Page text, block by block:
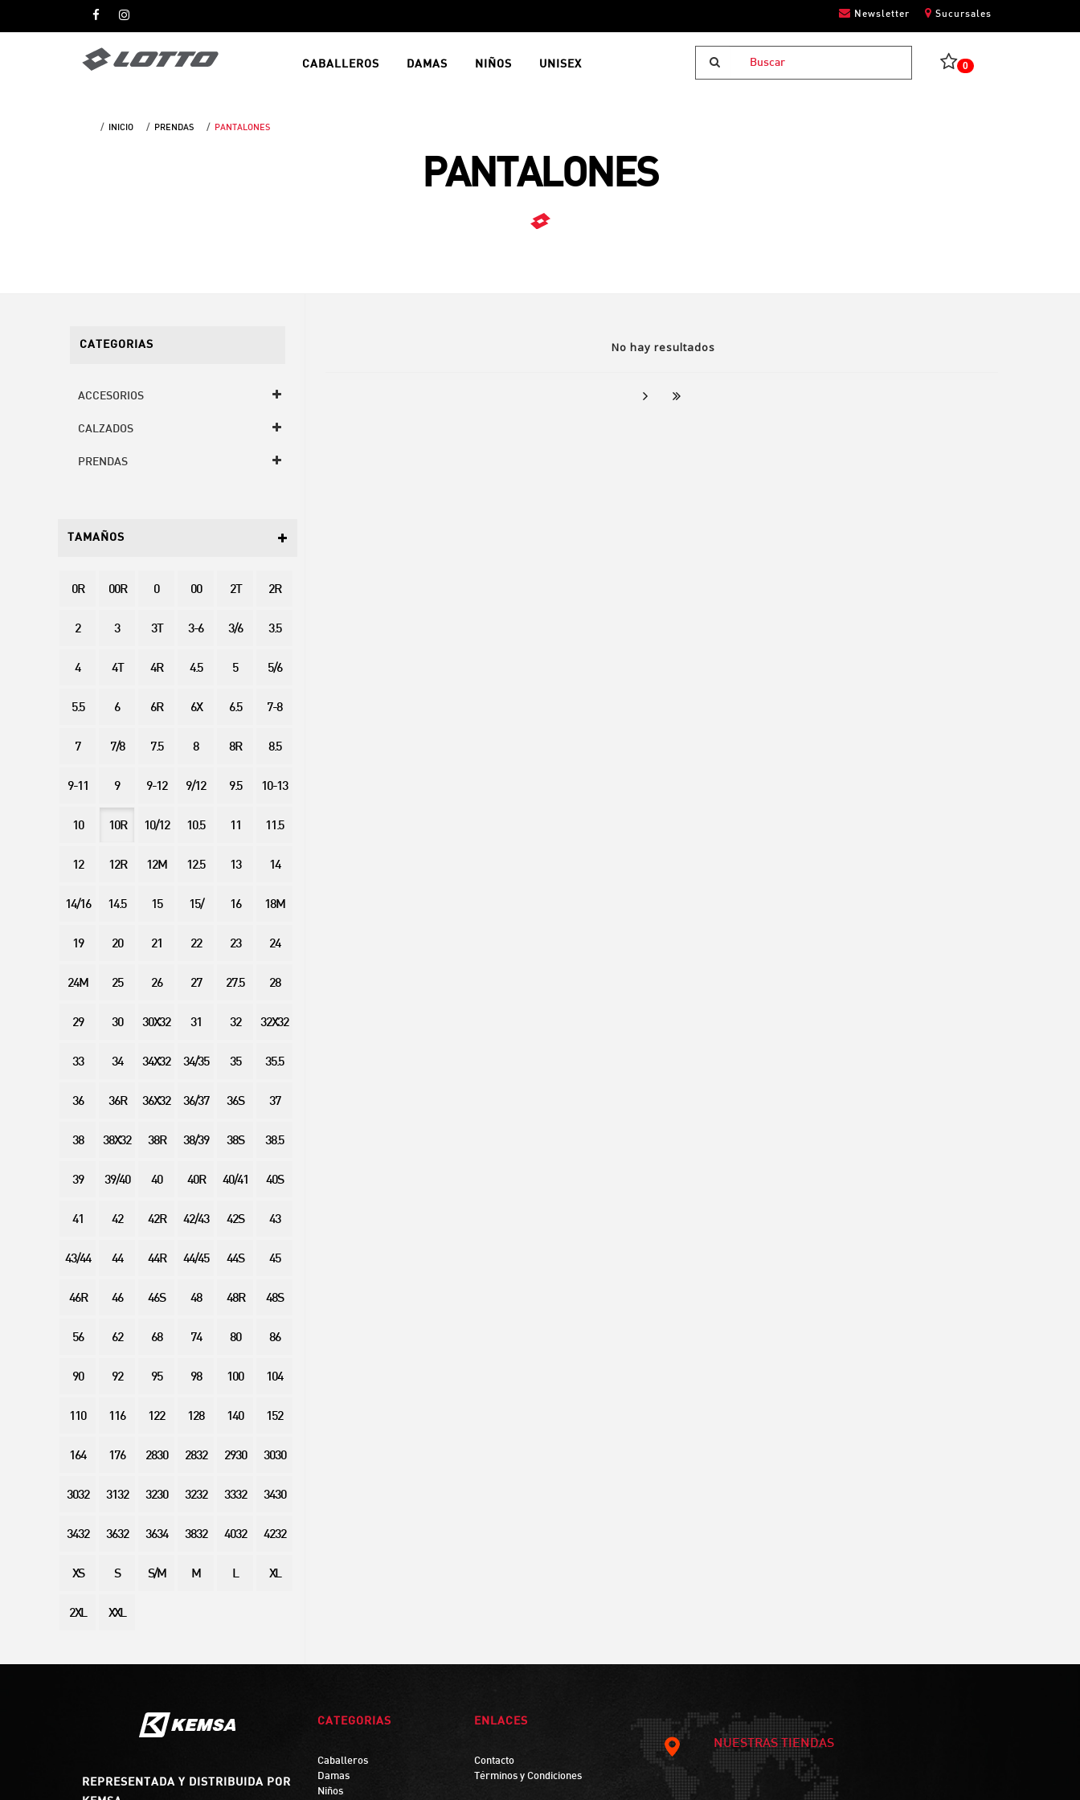
Newsletter Sucursales
0
CABALLEROS DAMAS NIÑOS UNISEX
INICIO PRENDAS PANTALONES
PANTALONES
No hay resultados
CATEGORIAS
ACCESORIOS
CALZADOS
PRENDAS
TAMAÑOS
0R 00R 0 00 2T 2R
2 3 3T 3-6 3/6 3.5
4 4T 4R 4.5 5 5/6
5.5 6 6R 6X 6.5 7-8
7 7/8 7.5 8 8R 8.5
9-11 9 9-12 9/12 9.5 10-13
10 10R 10/12 10.5 11 11.5
12 12R 12M 12.5 13 14
14/16 14.5 15 15/ 16 18M
19 20 21 22 23 24
24M 25 26 27 27.5 28
29 30 30X32 31 32 32X32
33 34 34X32 34/35 35 35.5
36 36R 36X32 36/37 36S 37
38 38X32 38R 38/39 38S 38.5
39 39/40 40 40R 40/41 40S
41 42 42R 42/43 42S 43
43/44 44 44R 44/45 44S 45
46R 46 46S 48 48R 48S
56 62 68 74 80 86
90 92 95 98 100 104
110 116 122 128 140 152
164 176 2830 2832 2930 3030
3032 3132 3230 3232 3332 3430
3432 3632 3634 3832 4032 4232
XS S S/M M L XL
2XL XXL
REPRESENTADA Y DISTRIBUIDA POR
CATEGORIAS
Caballeros
Damas
Niños
ENLACES
Contacto
Términos y Condiciones
NUESTRAS TIENDAS